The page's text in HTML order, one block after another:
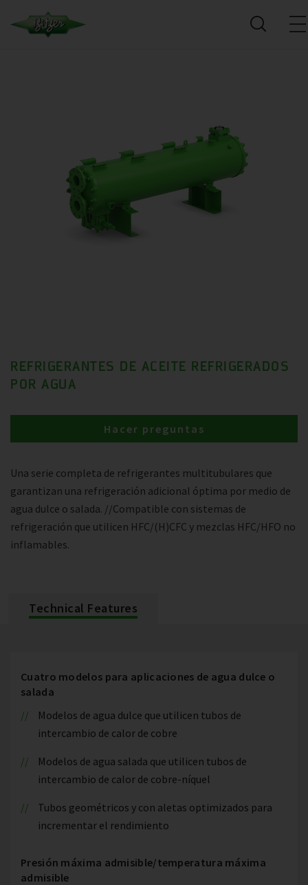
REFRIGERANTES DE ACEITE REFRIGERADOS
POR AGUA
Una serie completa de refrigerantes multitubulares que
garantizan una refrigeración adicional óptima por medio de
agua dulce o salada. //Compatible con sistemas de
refrigeración que utilicen HFC/(H)CFC y mezclas HFC/HFO no
inflamables.
Hacer preguntas
Technical Features
Cuatro modelos para aplicaciones de agua dulce o
salada
Modelos de agua dulce que utilicen tubos de
intercambio de calor de cobre
Modelos de agua salada que utilicen tubos de
intercambio de calor de cobre-níquel
Tubos geométricos y con aletas optimizados para
incrementar el rendimiento
Presión máxima admisible/temperatura máxima
admisible